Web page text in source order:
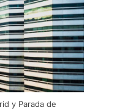
y Parada de